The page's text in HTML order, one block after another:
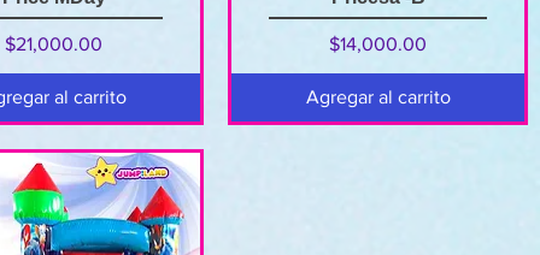
Precio
$21,000.00
al carrito
Precio
$14,000.00
Agregar al carrito